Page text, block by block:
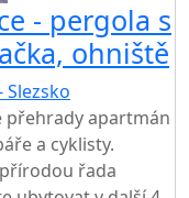
- pergola s
ohniště
Slezsko
přehrady apartmán
a cyklisty.
řada